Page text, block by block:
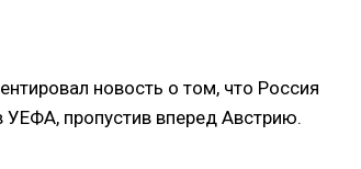
новость о том, что Россия
УЕФА, пропустив вперед Австрию.